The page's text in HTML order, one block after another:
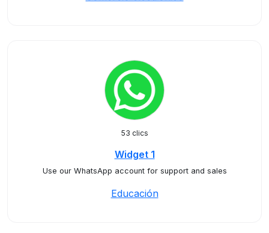
53 clics
Widget 1
Use our WhatsApp account for support and sales
Educación